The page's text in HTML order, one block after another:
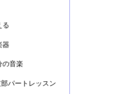
る
器
の音楽
パートレッスン